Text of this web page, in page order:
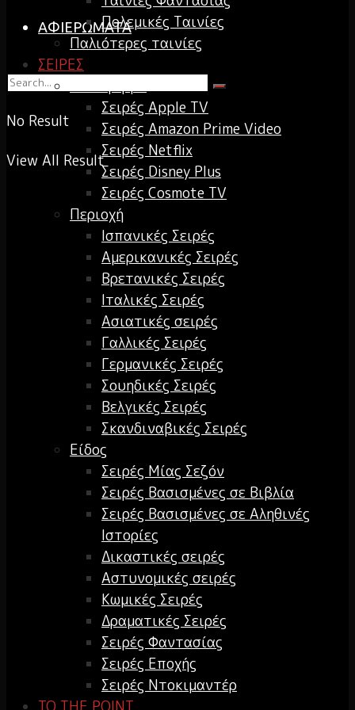
ΑΦΙΕΡΩΜΑΤΑ
No Result
View All Result
Πολεμικές Ταινίες
Παλιότερες ταινίες
ΣΕΙΡΕΣ
Πλατφόρμα
Σειρές Apple TV
Σειρές Amazon Prime Video
Σειρές Netflix
Σειρές Disney Plus
Σειρές Cosmote TV
Περιοχή
Ισπανικές Σειρές
Αμερικανικές Σειρές
Βρετανικές Σειρές
Ιταλικές Σειρές
Ασιατικές σειρές
Γαλλικές Σειρές
Γερμανικές Σειρές
Σουηδικές Σειρές
Βελγικές Σειρές
Σκανδιναβικές Σειρές
Είδος
Σειρές Μίας Σεζόν
Σειρές Βασισμένες σε Βιβλία
Σειρές Βασισμένες σε Αληθινές
Ιστορίες
Δικαστικές σειρές
Αστυνομικές σειρές
Κωμικές Σειρές
Δραματικές Σειρές
Σειρές Φαντασίας
Σειρές Εποχής
Σειρές Ντοκιμαντέρ